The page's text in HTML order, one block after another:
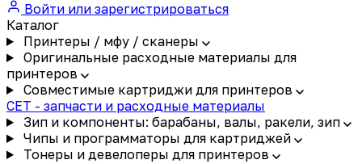
Войти или зарегистрироваться
Каталог
Принтеры / мфу / сканеры
Оригинальные расходные материалы для
принтеров
Совместимые картриджи для принтеров
CET - запчасти и расходные материалы
Зип и компоненты: барабаны, валы, ракели, зип
Чипы и программаторы для картриджей
Тонеры и девелоперы для принтеров